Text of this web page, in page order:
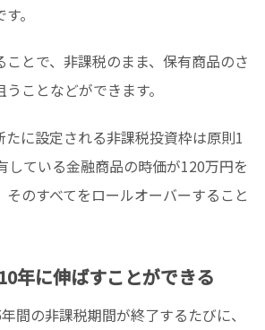
。
ことで、非課税のまま、保有商品のさ
ことなどができます。
たに設定される非課税投資枠は原則1
している金融商品の時価が120万円を
のすべてをロールオーバーすること
年に伸ばすことができる
間の非課税期間が終了するたびに、